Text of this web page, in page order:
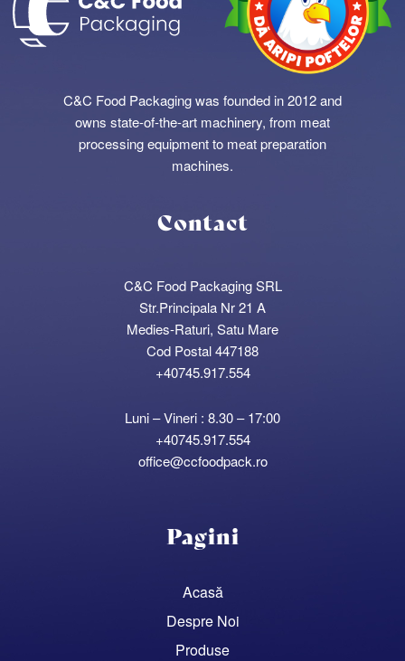
C&C Food Packaging was founded in 2012 and
owns state-of-the-art machinery, from meat
processing equipment to meat preparation
machines.
Contact
C&C Food Packaging SRL
Str.Principala Nr 21 A
Medies-Raturi, Satu Mare
Cod Postal 447188
+40745.917.554
Luni – Vineri : 8.30 – 17:00
+40745.917.554
office@ccfoodpack.ro
Pagini
Acasă
Despre Noi
Produse